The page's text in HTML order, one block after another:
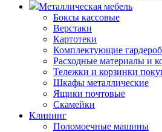
Металлическая мебель
Боксы кассовые
Верстаки
Картотеки
Комплектующие
Расходные материалы и
Тележки и корзинки
Шкафы металлические
Ящики почтовые
Скамейки
Клининг
Поломоечные машины